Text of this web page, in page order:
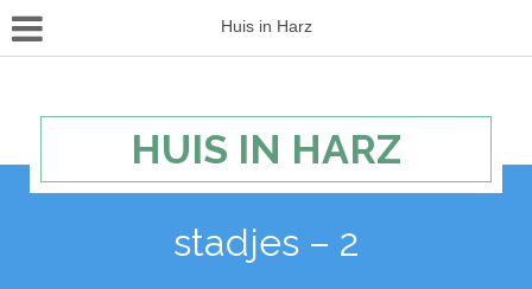
Huis in Harz
HUIS IN HARZ
stadjes – 2